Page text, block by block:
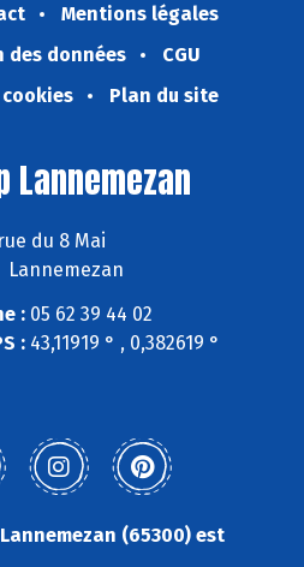
Mentions légales
des données
CGU
Plan du site
Lannemezan
du 8 Mai
Lannemezan
:05 62 39 44 02
: 43,11919 ° , 0,382619 °
(65300) est